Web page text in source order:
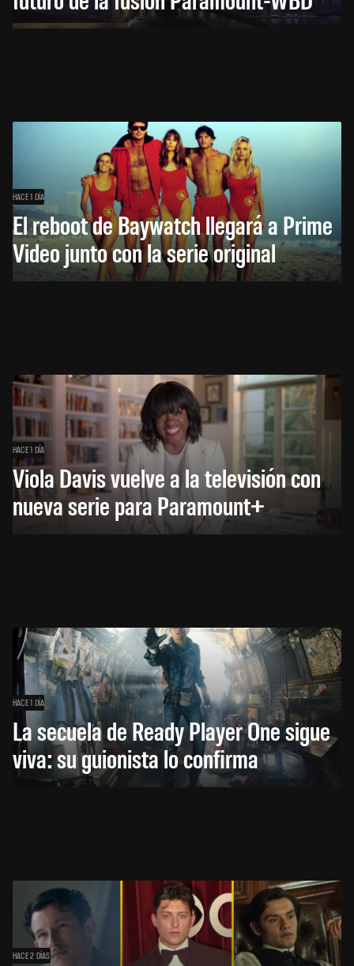
HACE 1 DÍA
El reboot de Baywatch llegará a Prime
Video junto con la serie original
HACE 1 DÍA
Viola Davis vuelve a la televisión con
nueva serie para Paramount+
HACE 1 DÍA
La secuela de Ready Player One sigue
viva: su guionista lo confirma
HACE 2 DÍAS